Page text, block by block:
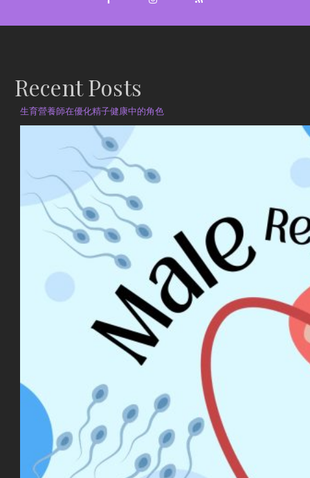
Recent Posts
生育營養師在優化精子健康中的角色